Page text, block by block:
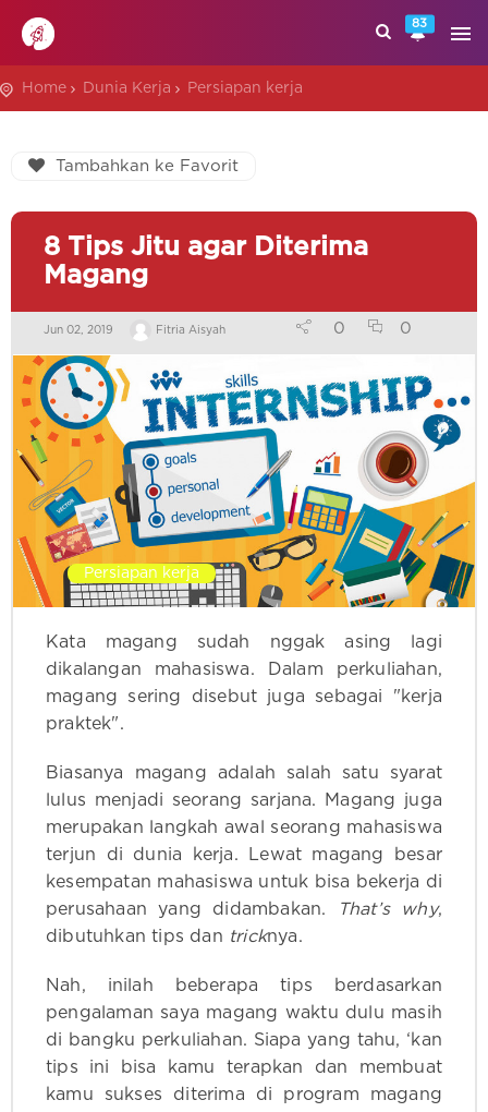
83
Home Dunia Kerja Persiapan kerja
Tambahkan ke Favorit
8 Tips Jitu agar Diterima
Magang
Jun 02, 2019 Fitria Aisyah 0 0
Persiapan kerja
Kata magang sudah nggak asing lagi
dikalangan mahasiswa. Dalam perkuliahan,
magang sering disebut juga sebagai "kerja
praktek".
Biasanya magang adalah salah satu syarat
lulus menjadi seorang sarjana. Magang juga
merupakan langkah awal seorang mahasiswa
terjun di dunia kerja. Lewat magang besar
kesempatan mahasiswa untuk bisa bekerja di
perusahaan yang didambakan.
That’s why,
dibutuhkan tips dan tricknya.
Nah, inilah beberapa tips berdasarkan
pengalaman saya magang waktu dulu masih
di bangku perkuliahan. Siapa yang tahu, ‘kan
tips ini bisa kamu terapkan dan membuat
kamu sukses diterima di program magang